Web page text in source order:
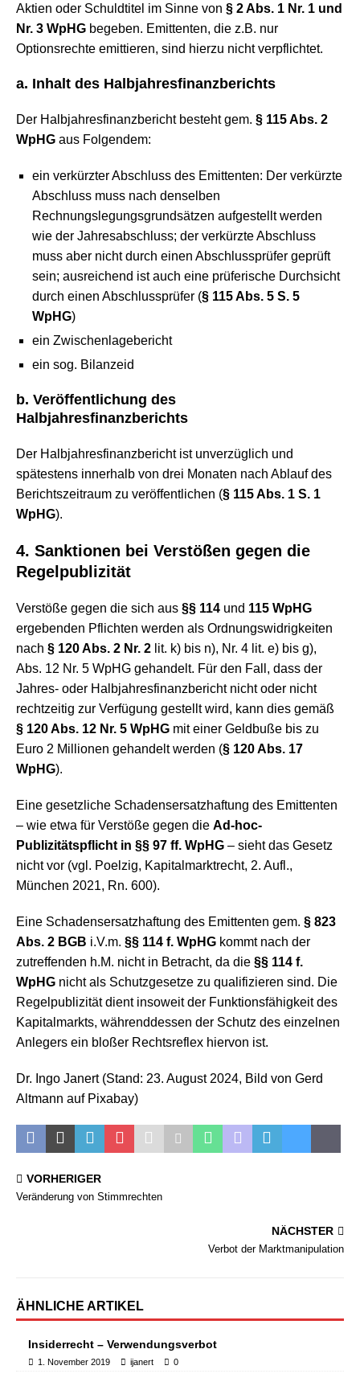
Aktien oder Schuldtitel im Sinne von § 2 Abs. 1 Nr. 1 und
Nr. 3 WpHG begeben. Emittenten, die z.B. nur
Optionsrechte emittieren, sind hierzu nicht verpflichtet.
a. Inhalt des Halbjahresfinanzberichts
Der Halbjahresfinanzbericht besteht gem. § 115 Abs. 2
WpHG aus Folgendem:
ein verkürzter Abschluss des Emittenten: Der verkürzte
Abschluss muss nach denselben
Rechnungslegungsgrundsätzen aufgestellt werden
wie der Jahresabschluss; der verkürzte Abschluss
muss aber nicht durch einen Abschlussprüfer geprüft
sein; ausreichend ist auch eine prüferische Durchsicht
durch einen Abschlussprüfer (§ 115 Abs. 5 S. 5
WpHG)
ein Zwischenlagebericht
ein sog. Bilanzeid
b. Veröffentlichung des
Halbjahresfinanzberichts
Der Halbjahresfinanzbericht ist unverzüglich und
spätestens innerhalb von drei Monaten nach Ablauf des
Berichtszeitraum zu veröffentlichen (§ 115 Abs. 1 S. 1
WpHG).
4. Sanktionen bei Verstößen gegen die
Regelpublizität
Verstöße gegen die sich aus §§ 114 und 115 WpHG
ergebenden Pflichten werden als Ordnungswidrigkeiten
nach § 120 Abs. 2 Nr. 2 lit. k) bis n), Nr. 4 lit. e) bis g),
Abs. 12 Nr. 5 WpHG gehandelt. Für den Fall, dass der
Jahres- oder Halbjahresfinanzbericht nicht oder nicht
rechtzeitig zur Verfügung gestellt wird, kann dies gemäß
§ 120 Abs. 12 Nr. 5 WpHG mit einer Geldbuße bis zu
Euro 2 Millionen gehandelt werden (§ 120 Abs. 17
WpHG).
Eine gesetzliche Schadensersatzhaftung des Emittenten
– wie etwa für Verstöße gegen die Ad-hoc-
Publizitätspflicht in §§ 97 ff. WpHG – sieht das Gesetz
nicht vor (vgl. Poelzig, Kapitalmarktrecht, 2. Aufl.,
München 2021, Rn. 600).
Eine Schadensersatzhaftung des Emittenten gem. § 823
Abs. 2 BGB i.V.m. §§ 114 f. WpHG kommt nach der
zutreffenden h.M. nicht in Betracht, da die §§ 114 f.
WpHG nicht als Schutzgesetze zu qualifizieren sind. Die
Regelpublizität dient insoweit der Funktionsfähigkeit des
Kapitalmarkts, währenddessen der Schutz des einzelnen
Anlegers ein bloßer Rechtsreflex hiervon ist.
Dr. Ingo Janert (Stand: 23. August 2024, Bild von Gerd
Altmann auf Pixabay)
VORHERIGER
Veränderung von Stimmrechten
NÄCHSTER
Verbot der Marktmanipulation
ÄHNLICHE ARTIKEL
Insiderrecht – Verwendungsverbot
1. November 2019 ijanert 0